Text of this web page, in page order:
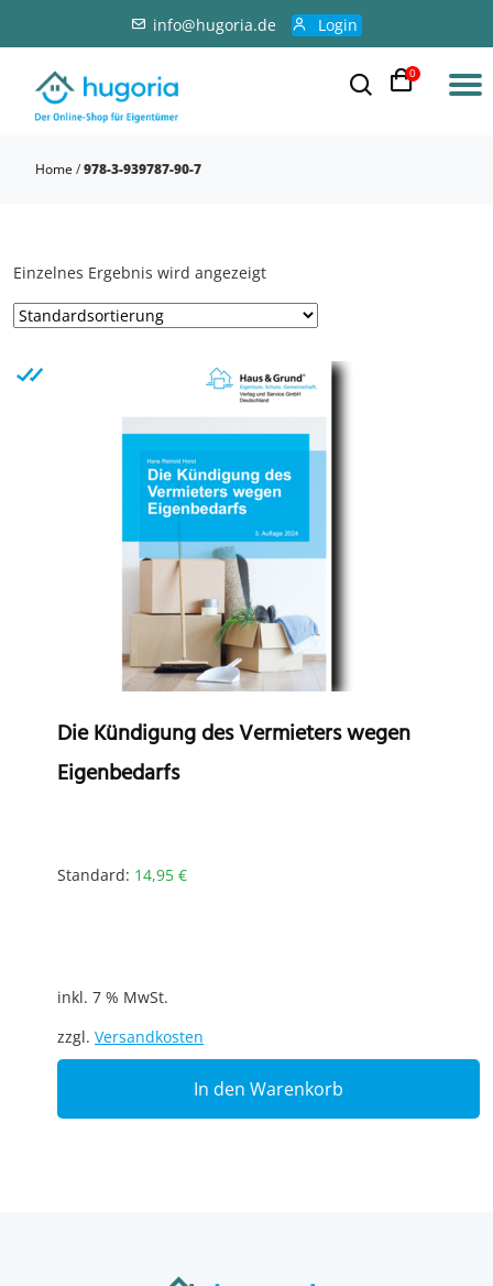
info@hugoria.de Login
0
Home /978-3-939787-90-7
Einzelnes Ergebnis wird angezeigt
Die Kündigung des Vermieters wegen
Eigenbedarfs
Standard: 14,95 €
inkl. 7 % MwSt.
zzgl. Versandkosten
In den Warenkorb